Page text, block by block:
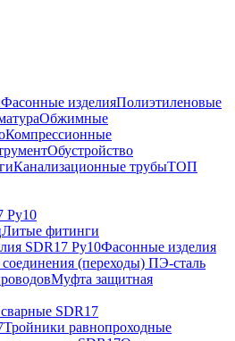
Фасонные изделияПолиэтиленовые
Обжимные
Компрессионные
Обустройство
Канализационные трубыТОП
Ру10
Литые фитинги
SDR17 Ру10Фасонные изделия
(переходы) ПЭ-сталь
Муфта защитная
SDR17
Тройники равнопроходные